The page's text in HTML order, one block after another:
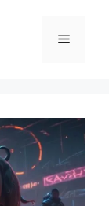
Menu